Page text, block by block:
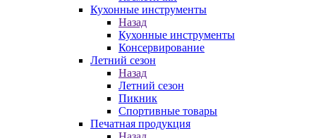
Кухонные инструменты
Назад
Кухонные инструменты
Консервирование
Летний сезон
Назад
Летний сезон
Пикник
Спортивные товары
Печатная продукция